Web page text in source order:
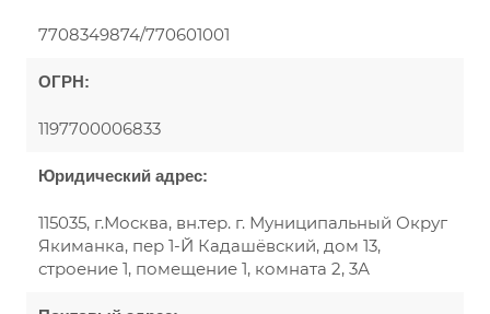
7708349874/770601001
ОГРН:
1197700006833
Юридический адрес:
115035, г.Москва, вн.тер. г. Муниципальный Округ
Якиманка, пер 1-Й Кадашёвский, дом 13,
строение 1, помещение 1, комната 2, 3А